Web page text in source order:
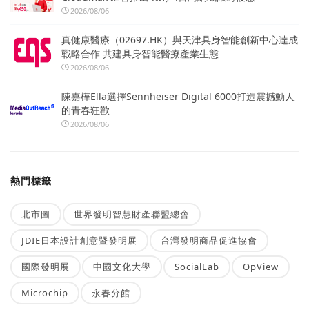
2026/08/06
真健康醫療（02697.HK）與天津具身智能創新中心達成
戰略合作 共建具身智能醫療產業生態
2026/08/06
陳嘉樺Ella選擇Sennheiser Digital 6000打造震撼動人
的青春狂歡
2026/08/06
熱門標籤
北市圖 世界發明智慧財產聯盟總會
JDIE日本設計創意暨發明展 台灣發明商品促進協會
國際發明展 中國文化大學 SocialLab OpView
Microchip 永春分館